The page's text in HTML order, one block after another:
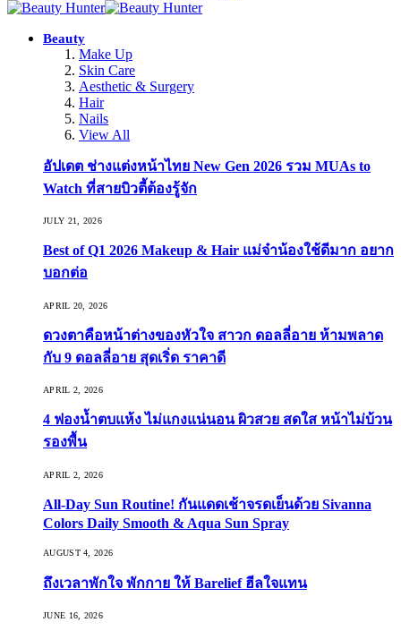
Beauty
Make Up
Skin Care
Aesthetic & Surgery
Hair
Nails
View All
อัปเดต ช่างแต่งหน้าไทย New Gen 2026 รวม MUAs to
Watch ที่สายบิวตี้ต้องรู้จัก
JULY 21, 2026
Best of Q1 2026 Makeup & Hair แม่จ๋าน้องใช้ดีมาก อยาก
บอกต่อ
APRIL 20, 2026
ดวงตาคือหน้าต่างของหัวใจ สาวก ดอลลี่อาย ห้ามพลาด
กับ 9 ดอลลี่อาย สุดเริ่ด ราคาดี
APRIL 2, 2026
4 ฟองน้ำตบแห้ง ไม่แกงแน่นอน ผิวสวย สดใส หน้าไม่บ้วน
รองพื้น
APRIL 2, 2026
All-Day Sun Routine! กันแดดเช้าจรดเย็นด้วย Sivanna
Colors Daily Smooth & Aqua Sun Spray
AUGUST 4, 2026
ถึงเวลาพักใจ พักกาย ให้ Barelief ฮีลใจแทน
JUNE 16, 2026